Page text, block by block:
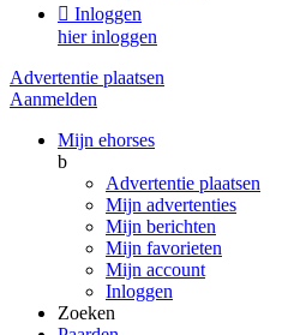
 Inloggen
hier inloggen
Advertentie plaatsen
Aanmelden
Mijn ehorses
b
Advertentie plaatsen
Mijn advertenties
Mijn berichten
Mijn favorieten
Mijn account
Inloggen
Zoeken